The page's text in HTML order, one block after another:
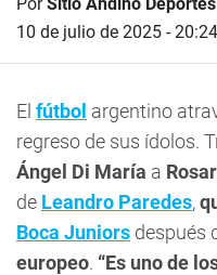
10 de julio de 2025 - 20:24
El fútbol argentino
regreso de sus ídolos.
Ángel Di María a
de Leandro Paredes,
Boca Juniors después
europeo. “Es uno de